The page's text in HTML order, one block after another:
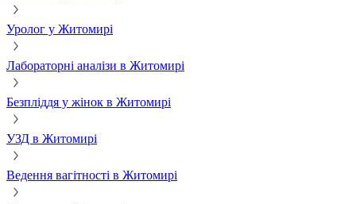
Уролог у Житомирі
Лабораторні аналізи в Житомирі
Безпліддя у жінок в Житомирі
УЗД в Житомирі
Ведення вагітності в Житомирі